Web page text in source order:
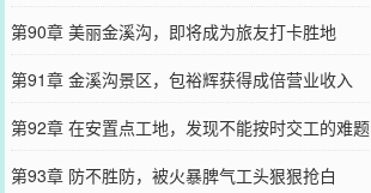
第90章 美丽金溪沟，即将成为旅友打卡胜地
第91章 金溪沟景区，包裕辉获得成倍营业收入
第92章 在安置点工地，发现不能按时交工的难题
第93章 防不胜防，被火暴脾气工头狠狠抢白